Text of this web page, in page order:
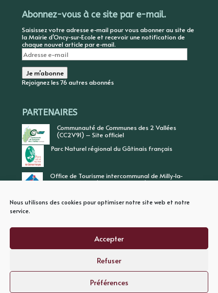
Nous utilisons des cookies pour optimiser notre site web et notre
service.
Accepter
Refuser
Préférences
Abonnez-vous à ce site par e-mail.
Saisissez votre adresse e-mail pour vous abonner au site de
la Mairie d'Oncy-sur-Ecole et recevoir une notification de
chaque nouvel article par e-mail.
Adresse
e-
mail
Je m'abonne
Rejoignez les 76 autres abonnés
PARTENAIRES
Communauté de Communes des 2 Vallées
(CC2V91) – Site officiel
Parc Naturel régional du Gâtinais français
Office de Tourisme intercommunal de Milly-la-
Forêt, Vallée de l’Ecole, Vallée de l’Essonne
MENTIONS LEGALES
POLITIQUE DE CONFIDENTIALITE